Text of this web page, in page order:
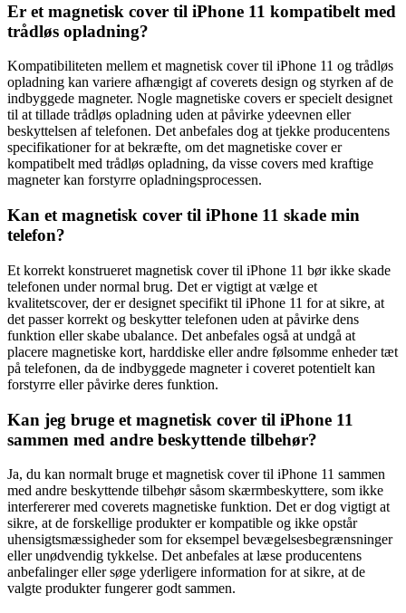
Er et magnetisk cover til iPhone 11 kompatibelt med
trådløs opladning?
Kompatibiliteten mellem et magnetisk cover til iPhone 11 og trådløs
opladning kan variere afhængigt af coverets design og styrken af de
indbyggede magneter. Nogle magnetiske covers er specielt designet
til at tillade trådløs opladning uden at påvirke ydeevnen eller
beskyttelsen af telefonen. Det anbefales dog at tjekke producentens
specifikationer for at bekræfte, om det magnetiske cover er
kompatibelt med trådløs opladning, da visse covers med kraftige
magneter kan forstyrre opladningsprocessen.
Kan et magnetisk cover til iPhone 11 skade min
telefon?
Et korrekt konstrueret magnetisk cover til iPhone 11 bør ikke skade
telefonen under normal brug. Det er vigtigt at vælge et
kvalitetscover, der er designet specifikt til iPhone 11 for at sikre, at
det passer korrekt og beskytter telefonen uden at påvirke dens
funktion eller skabe ubalance. Det anbefales også at undgå at
placere magnetiske kort, harddiske eller andre følsomme enheder tæt
på telefonen, da de indbyggede magneter i coveret potentielt kan
forstyrre eller påvirke deres funktion.
Kan jeg bruge et magnetisk cover til iPhone 11
sammen med andre beskyttende tilbehør?
Ja, du kan normalt bruge et magnetisk cover til iPhone 11 sammen
med andre beskyttende tilbehør såsom skærmbeskyttere, som ikke
interfererer med coverets magnetiske funktion. Det er dog vigtigt at
sikre, at de forskellige produkter er kompatible og ikke opstår
uhensigtsmæssigheder som for eksempel bevægelsesbegrænsninger
eller unødvendig tykkelse. Det anbefales at læse producentens
anbefalinger eller søge yderligere information for at sikre, at de
valgte produkter fungerer godt sammen.